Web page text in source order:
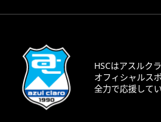
HSCはアスルク
オフィシャルス
全力で応援して